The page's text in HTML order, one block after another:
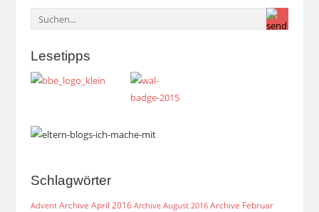
Lesetipps
Schlagwörter
Advent Archive April 2016 Archive August 2016 Archive Februar